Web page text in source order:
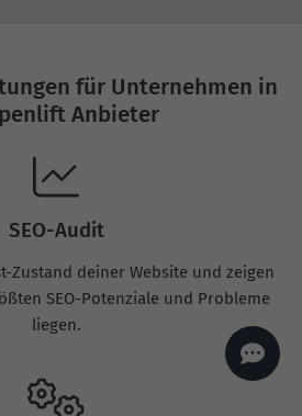
für Unternehmen in
Anbieter
SEO-Audit
Zustand deiner Website und zeigen
SEO-Potenziale und Probleme
liegen.
Backlinks, Beratung und
Zugang.